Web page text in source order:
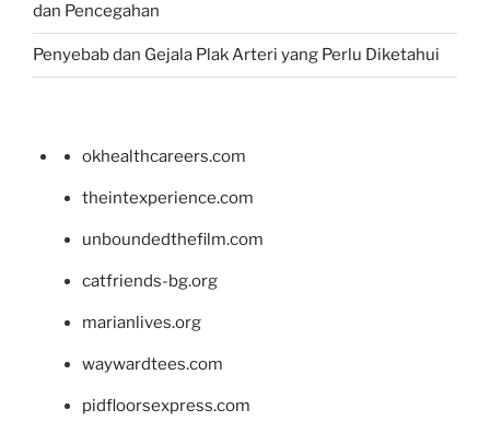
dan Pencegahan
Penyebab dan Gejala Plak Arteri yang Perlu Diketahui
okhealthcareers.com
theintexperience.com
unboundedthefilm.com
catfriends-bg.org
marianlives.org
waywardtees.com
pidfloorsexpress.com